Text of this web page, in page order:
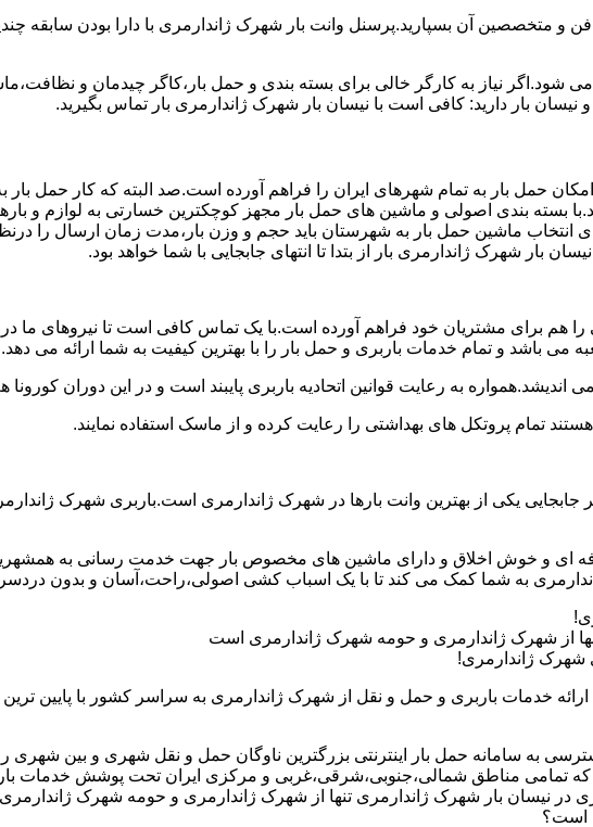
فن و متخصصین آن بسپارید.پرسنل وانت بار شهرک ژاندارمری با دارا بودن سابقه
نیاز به کارگر خالی برای بسته بندی و حمل بار،کاگر چیدمان و
بار دارید: کافی است با نیسان بار شهرک ژاندارمری بار تماس بگیرید.
حمل بار به تمام شهرهای ایران را فراهم آورده است.صد البته که کار حمل
بسته بندی اصولی و ماشین های حمل بار مجهز کوچکترین خسارتی به لوازم و
انتخاب ماشین حمل بار به شهرستان باید حجم و وزن بار،مدت زمان ارسال را درنظر
بار شهرک ژاندارمری بار از بتدا تا انتهای جابجایی با شما خواهد بود.
را هم برای مشتریان خود فراهم آورده است.با یک تماس کافی است تا نیروهای
می باشد و تمام خدمات باربری و حمل بار را با بهترین کیفیت به شما ارائه می دهد.
به رعایت قوانین اتحادیه باربری پایبند است و در این دوران
تمام پروتکل های بهداشتی را رعایت کرده و از ماسک استفاده نمایند.
جابجایی یکی از بهترین وانت بارها در شهرک ژاندارمری است.باربری شهرک
ای و خوش اخلاق و دارای ماشین های مخصوص بار جهت خدمت رسانی به
به شما کمک می کند تا با یک اسباب کشی اصولی،راحت،آسان و بدون دردسر
از شهرک ژاندارمری و حومه شهرک ژاندارمری است
شهرک ژاندارمری!
خدمات باربری و حمل و نقل از شهرک ژاندارمری به سراسر کشور با پایین
به سامانه حمل بار اینترنتی بزرگترین ناوگان حمل و نقل شهری و بین شهری را
که تمامی مناطق شمالی،جنوبی،شرقی،غربی و مرکزی ایران تحت پوشش خدمات
در نیسان بار شهرک ژاندارمری تنها از شهرک ژاندارمری و حومه شهرک
است؟